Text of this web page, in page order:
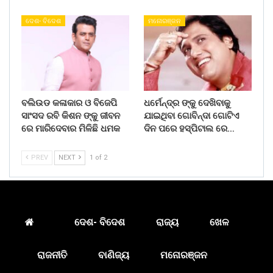
ଦେଶ- ବିଦେଶ
ବଲିଉଡ କଳାକାର ଓ ବିଜେପି
ସାଂସଦ ରବି କିଶନ ଙ୍କୁ ଜୀବନ
ରେ ମାରିଦେବାର ମିଳିଛି ଧମକ
ମନୋରଞ୍ଜନ
ଧର୍ମେନ୍ଦ୍ର ଙ୍କୁ ଦେଖିବାକୁ
ଯାଇଥିବା ଗୋବିନ୍ଦା ଗୋଟିଏ
ଦିନ ପରେ ହସ୍ପିଟାଲ ରେ…
PREV NEXT 1 of 2
ଦେଶ- ବିଦେଶ ରାଜ୍ୟ ଖେଳ
ରାଜନୀତି ବାଣିଜ୍ୟ ମନୋରଞ୍ଜନ